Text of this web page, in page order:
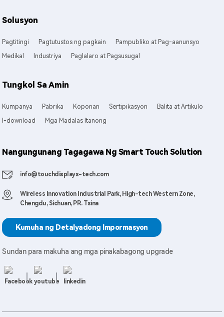
Solusyon
Pagtitingi Pagtutustos ng pagkain
Pampubliko at Pag-aanunsyo
Medikal
Industriya Paglalaro at Pagsusugal
Tungkol Sa Amin
Kumpanya Pabrika Koponan Sertipikasyon
Balita at Artikulo
I-download
Mga Madalas Itanong
Nangungunang Tagagawa Ng Smart Touch Solution
info@touchdisplays-tech.com
Wireless Innovation Industrial Park, High-tech Western Zone,
Chengdu, Sichuan, PR. Tsina
Kumuha ng Detalyadong Impormasyon
Sundan para makuha ang mga pinakabagong upgrade